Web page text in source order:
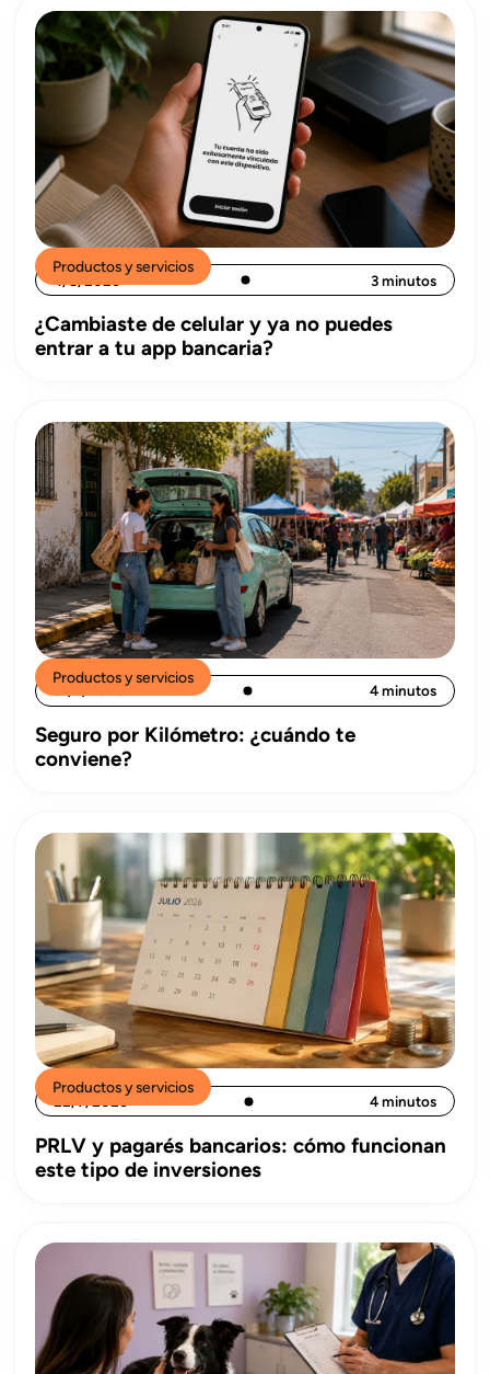
Productos y servicios
3 minutos
¿Cambiaste de celular y ya no puedes
entrar a tu app bancaria?
Productos y servicios
31/7/2026 4 minutos
Seguro por Kilómetro: ¿cuándo te
conviene?
Productos y servicios
22/7/2026 4 minutos
PRLV y pagarés bancarios: cómo funcionan
este tipo de inversiones